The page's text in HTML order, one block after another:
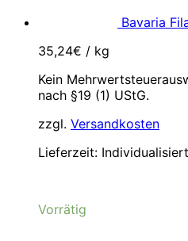
Bavaria
35,24€ / kg
Kein
nach §19 (1) UStG.
zzgl. Versandkosten
Lieferzeit: Individualisiert
Vorrätig